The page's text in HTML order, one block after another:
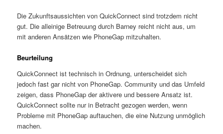
Die Zukunftsaussichten von QuickConnect sind trotzdem nicht
gut. Die alleinige Betreuung durch Barney reicht nicht aus, um
mit anderen Ansätzen wie PhoneGap mitzuhalten.
Beurteilung
QuickConnect ist technisch in Ordnung, unterscheidet sich
jedoch fast gar nicht von PhoneGap. Community und das Umfeld
zeigen, dass PhoneGap der aktivere und bessere Ansatz ist.
QuickConnect sollte nur in Betracht gezogen werden, wenn
Probleme mit PhoneGap auftauchen, die eine Nutzung unmöglich
machen.